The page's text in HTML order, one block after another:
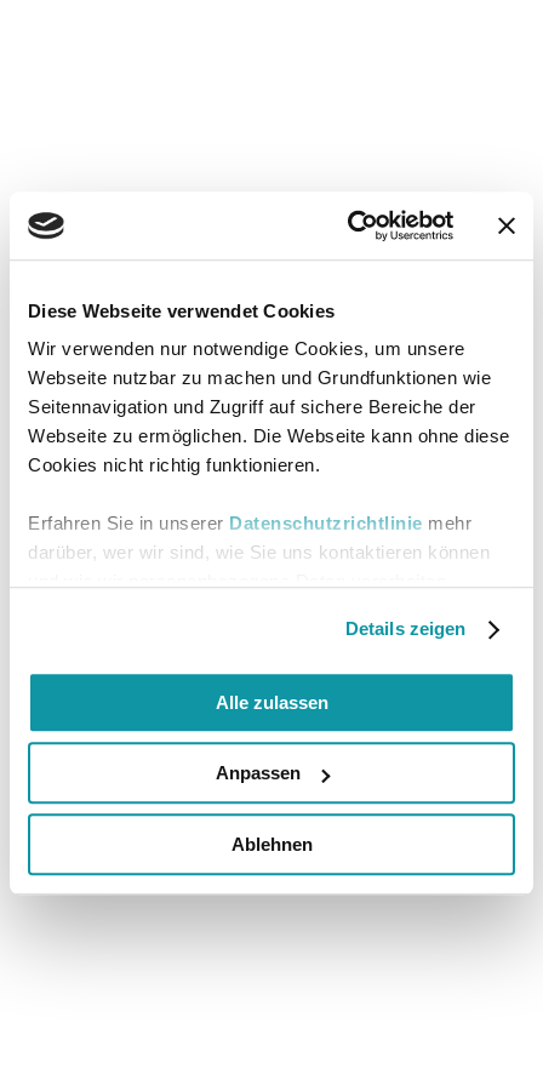
Diese Webseite verwendet Cookies
Wir verwenden nur notwendige Cookies, um unsere
Webseite nutzbar zu machen und Grundfunktionen wie
Seitennavigation und Zugriff auf sichere Bereiche der
Webseite zu ermöglichen. Die Webseite kann ohne diese
Cookies nicht richtig funktionieren.
Erfahren Sie in unserer Datenschutzrichtlinie mehr
darüber, wer wir sind, wie Sie uns kontaktieren können
Details zeigen
Alle zulassen
Anpassen
Ablehnen